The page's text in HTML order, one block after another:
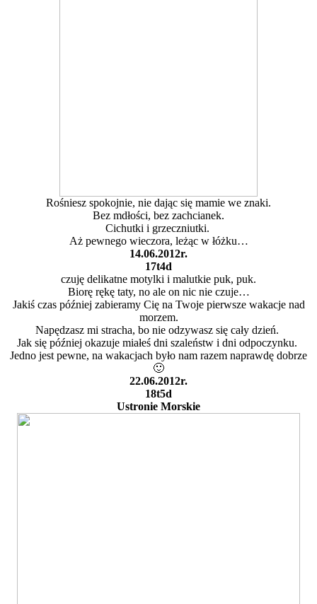
Rośniesz spokojnie, nie dając się mamie we znaki.
Bez mdłości, bez zachcianek.
Cichutki i grzeczniutki.
Aż pewnego wieczora, leżąc w łóżku…
14.06.2012r.
17t4d
czuję delikatne motylki i malutkie puk, puk.
Biorę rękę taty, no ale on nic nie czuje…
Jakiś czas później zabieramy Cię na Twoje pierwsze wakacje nad
morzem.
Napędzasz mi stracha, bo nie odzywasz się cały dzień.
Jak się później okazuje miałeś dni szaleństw i dni odpoczynku.
Jedno jest pewne, na wakacjach było nam razem naprawdę dobrze
🙂
22.06.2012r.
18t5d
Ustronie Morskie